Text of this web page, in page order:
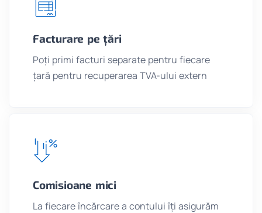
Facturare pe țări
Poți primi facturi separate pentru fiecare
țară pentru recuperarea TVA-ului extern
Comisioane mici
La fiecare încărcare a contului îți asigurăm